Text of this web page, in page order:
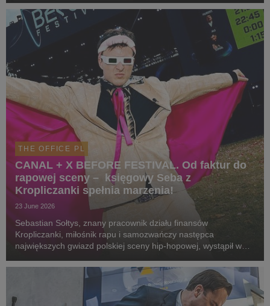
CANAL+.
THE OFFICE PL
CANAL + X BEFORE FESTIVAL. Od faktur do
rapowej sceny – księgowy Seba z
Kropliczanki spełnia marzenia!
23 June 2026
Sebastian Sołtys, znany pracownik działu finansów
Kropliczanki, miłośnik rapu i samozwańczy następca
największych gwiazd polskiej sceny hip-hopowej, wystąpił w